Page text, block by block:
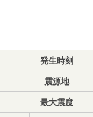
発生時刻
震源地
最大震度